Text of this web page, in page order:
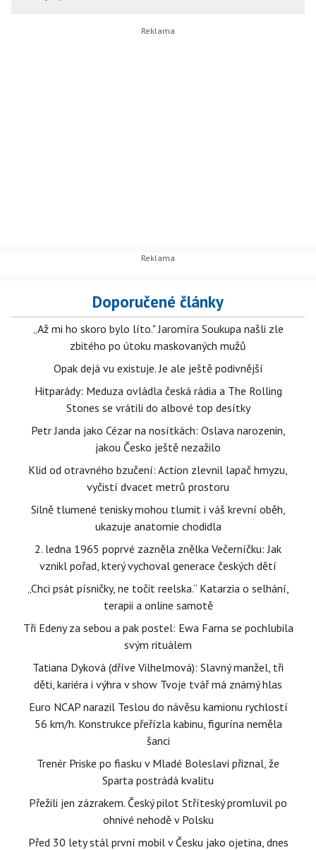
Doporučené články
„Až mi ho skoro bylo líto." Jaromíra Soukupa našli zle
zbitého po útoku maskovaných mužů
Opak dejá vu existuje. Je ale ještě podivnější
Hitparády: Meduza ovládla česká rádia a The Rolling
Stones se vrátili do albové top desítky
Petr Janda jako Cézar na nosítkách: Oslava narozenin,
jakou Česko ještě nezažilo
Klid od otravného bzučení: Action zlevnil lapač hmyzu,
vyčistí dvacet metrů prostoru
Silně tlumené tenisky mohou tlumit i váš krevní oběh,
ukazuje anatomie chodidla
2. ledna 1965 poprvé zazněla znělka Večerníčku: Jak
vznikl pořad, který vychoval generace českých dětí
„Chci psát písničky, ne točit reelska.“ Katarzia o selhání,
terapii a online samotě
Tři Edeny za sebou a pak postel: Ewa Farna se pochlubila
svým rituálem
Tatiana Dyková (dříve Vilhelmová): Slavný manžel, tři
děti, kariéra i výhra v show Tvoje tvář má známý hlas
Euro NCAP narazil Teslou do návěsu kamionu rychlostí
56 km/h. Konstrukce přeřízla kabinu, figurína neměla
šanci
Trenér Priske po fiasku v Mladé Boleslavi přiznal, že
Sparta postrádá kvalitu
Přežili jen zázrakem. Český pilot Stříteský promluvil po
ohnivé nehodě v Polsku
Před 30 lety stál první mobil v Česku jako ojetina, dnes